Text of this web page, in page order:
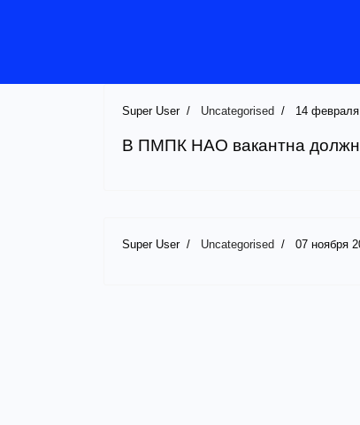
Super User Uncategorised 14
В ПМПК НАО вакантна
Super User Uncategorised 07 ноября